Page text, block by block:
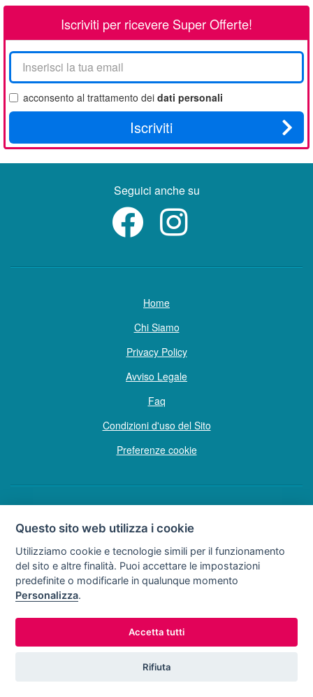
Iscriviti per ricevere Super Offerte!
La
tua
email
acconsento al trattamento dei dati personali
Iscriviti
Seguici anche su
Home
Chi Siamo
Privacy Policy
Avviso Legale
Faq
Condizioni d'uso del Sito
Preferenze cookie
Copyright © Tutti i diritti sono riservati
Soggetto sottoposto a direzione e coordinamento della F.lli Dionisi S.r.L.
unipersonale
via A. Costa n° 2 - 63822 P. S. Giorgio (FM)
R.E.A. FM-200734
Tel:0734.278024o0734.671500
Questo sito web utilizza i cookie
Utilizziamo cookie e tecnologie simili per il funzionamento
del sito e altre finalità. Puoi accettare le impostazioni
predefinite o modificarle in qualunque momento
Personalizza.
Accetta tutti
Rifiuta